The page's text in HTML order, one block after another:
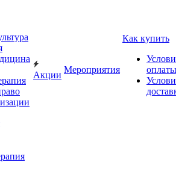
Акции
Мероприятия
Как купить
оплаты